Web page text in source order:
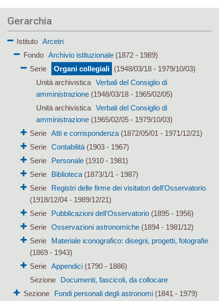
Gerarchia
Istituto
Arcetri
Fondo
Archivio istituzionale(1872 - 1989)
Serie
Organi collegiali (1948/03/18 - 1979/10/03)
Unità archivistica
Verbali del Consiglio di
amministrazione (1948/03/18 - 1965/02/05)
Unità archivistica
Verbali del Consiglio di
amministrazione (1965/02/05 - 1979/10/03)
Serie Atti e corrispondenza(1872/05/01 - 1971/12/21)
Serie Contabilità(1903 - 1967)
Serie
Personale(1910 - 1981)
Serie
Biblioteca(1873/1/1 - 1987)
Serie
Registri delle firme dei visitatori dell'Osservatorio
(1918/12/04 - 1989/12/21)
Serie
Pubblicazioni dell'Osservatorio(1895 - 1956)
Serie Osservazioni astronomiche(1894 - 1981/12)
Serie
Materiale iconografico: disegni, progetti, fotografie
(1869 - 1943)
Serie Appendici(1790 - 1886)
Sezione
Documenti, fascicoli, da collocare
Sezione
Fondi personali degli astronomi(1841 - 1979)